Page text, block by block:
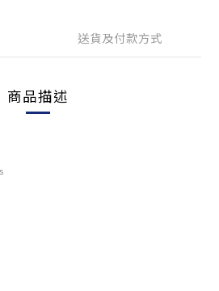
送貨及付款方式
商品描述